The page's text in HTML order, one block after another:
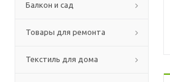
Балкон и сад
Товары для ремонта
Текстиль для дома